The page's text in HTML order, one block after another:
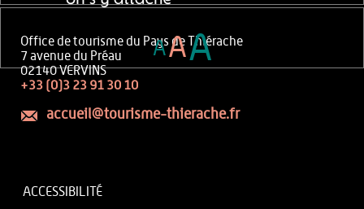
Office de tourisme du Pays de Thiérache
7 avenue du Préau
02140 VERVINS
+33 (0)3 23 91 30 10
accueil@tourisme-thierache.fr
ACCESSIBILITÉ
AAA